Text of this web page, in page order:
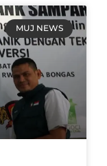
MUJ NEWS